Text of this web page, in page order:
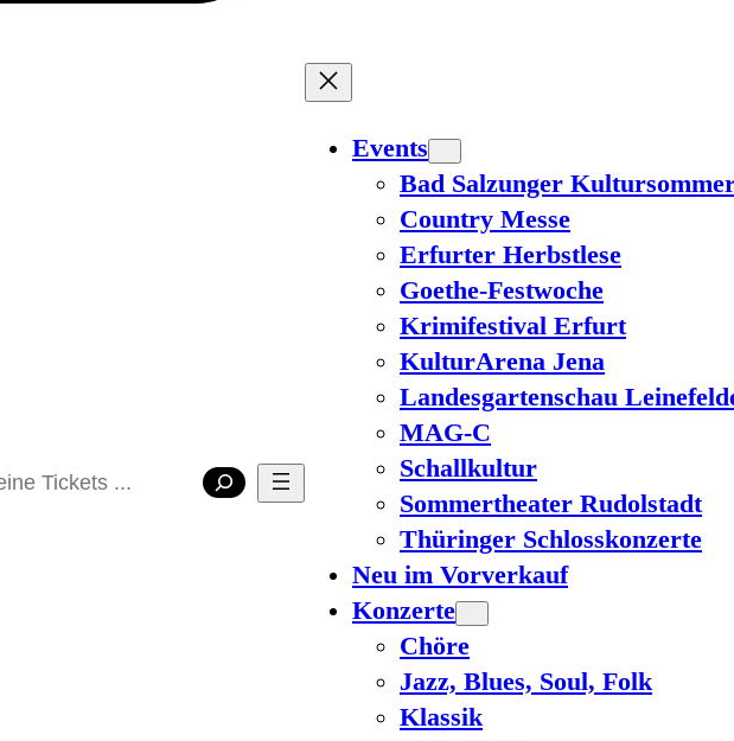
Events
Bad Salzunger
Country Messe
Erfurter Herbstlese
Goethe-Festwoche
Krimifestival Erfurt
KulturArena Jena
Landesgartenschau
MAG-C
Schallkultur
Sommertheater Rudolstadt
Thüringer Schlosskonzerte
Neu im Vorverkauf
Konzerte
Chöre
Jazz, Blues, Soul, Folk
Klassik